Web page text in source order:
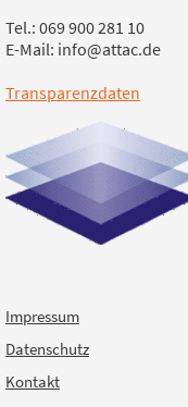
Tel.: 069 900 281 10
E-Mail: info@attac.de
Transparenzdaten
Impressum
Datenschutz
Kontakt